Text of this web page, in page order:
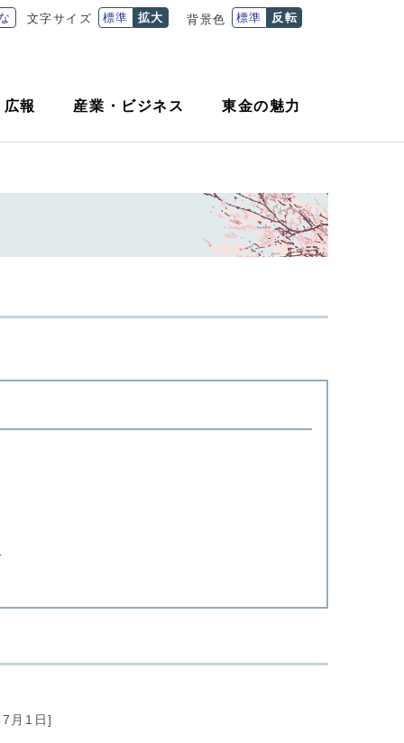
文字サイズ 標準 拡大 背景色 標準 反転
広報 産業 ・ ビジネス 東金の魅力
月1日]